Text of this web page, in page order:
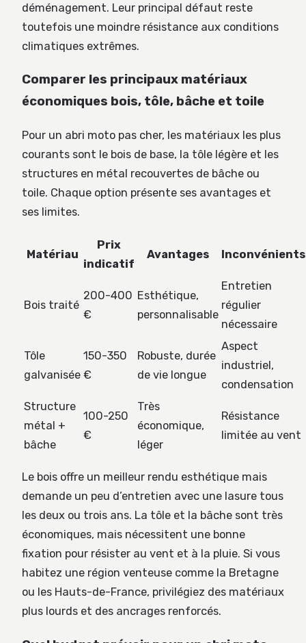
déménagement. Leur principal défaut reste
toutefois une moindre résistance aux conditions
climatiques extrêmes.
Comparer les principaux matériaux
économiques bois, tôle, bâche et toile
Pour un abri moto pas cher, les matériaux les plus
courants sont le bois de base, la tôle légère et les
structures en métal recouvertes de bâche ou
toile. Chaque option présente ses avantages et
ses limites.
Matériau
Prix
indicatif
Avantages Inconvénients
Bois traité
200-400
€
Esthétique,
personnalisable
Entretien
régulier
nécessaire
Tôle
galvanisée
150-350
€
Robuste, durée
de vie longue
Aspect
industriel,
condensation
Structure
métal +
bâche
100-250
€
Très
économique,
léger
Résistance
limitée au vent
Le bois offre un meilleur rendu esthétique mais
demande un peu d’entretien avec une lasure tous
les deux ou trois ans. La tôle et la bâche sont très
économiques, mais nécessitent une bonne
fixation pour résister au vent et à la pluie. Si vous
habitez une région venteuse comme la Bretagne
ou les Hauts-de-France, privilégiez des matériaux
plus lourds et des ancrages renforcés.